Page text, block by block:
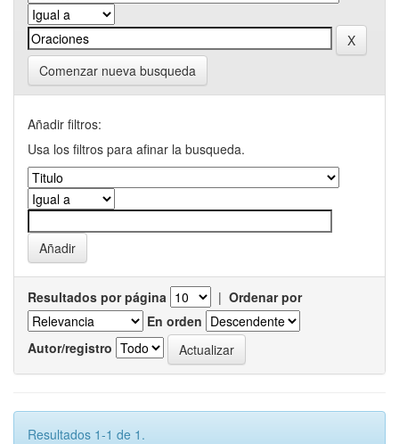
Comenzar nueva busqueda
Añadir filtros:
Usa los filtros para afinar la busqueda.
Resultados por página | Ordenar por
En orden
Autor/registro
Resultados 1-1 de 1.